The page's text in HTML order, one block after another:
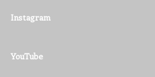
Instagram
YouTube